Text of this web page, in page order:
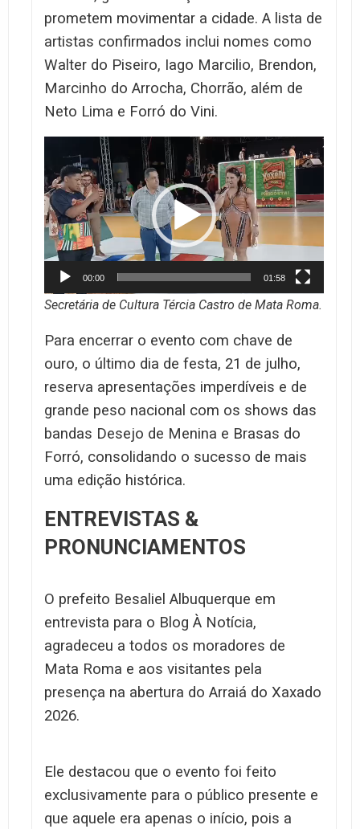
prometem movimentar a cidade. A lista de
artistas confirmados inclui nomes como
Walter do Piseiro, Iago Marcilio, Brendon,
Marcinho do Arrocha, Chorrão, além de
Neto Lima e Forró do Vini.
vídeo
00:00 01:58
Secretária de Cultura Tércia Castro de Mata Roma.
Para encerrar o evento com chave de
ouro, o último dia de festa, 21 de julho,
reserva apresentações imperdíveis e de
grande peso nacional com os shows das
bandas Desejo de Menina e Brasas do
Forró, consolidando o sucesso de mais
uma edição histórica.
ENTREVISTAS &
PRONUNCIAMENTOS
O prefeito Besaliel Albuquerque em
entrevista para o Blog À Notícia,
agradeceu a todos os moradores de
Mata Roma e aos visitantes pela
presença na abertura do Arraiá do Xaxado
2026.
Ele destacou que o evento foi feito
exclusivamente para o público presente e
que aquele era apenas o início, pois a